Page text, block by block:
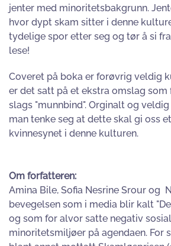
jenter med minoritetsbakgrunn.
hvor dypt skam sitter i denne
tydelige spor etter seg og tør å si
lese!
Coveret på boka er forøvrig veldig
er det satt på et ekstra omslag som
slags "munnbind". Orginalt og
man tenke seg at dette skal gi oss
kvinnesynet i denne kulturen.
Om forfatteren:
Amina Bile, Sofia Nesrine Srour og
bevegelsen som i media blir kalt
og som for alvor satte negativ
minoritetsmiljøer på agendaen. For